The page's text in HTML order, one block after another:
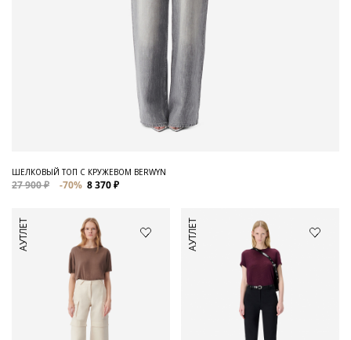
ШЕЛКОВЫЙ ТОП С КРУЖЕВОМ BERWYN
27 900 ₽ -70% 8 370 ₽
АУТЛЕТ АУТЛЕТ